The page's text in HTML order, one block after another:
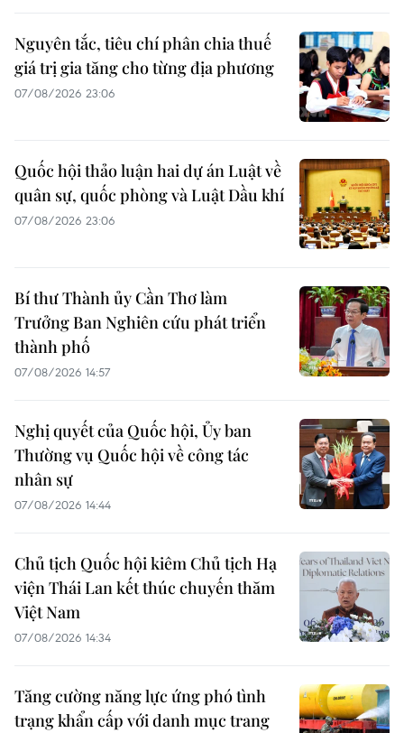
Nguyên tắc, tiêu chí phân chia thuế
giá trị gia tăng cho từng địa phương
07/08/2026 23:06
Quốc hội thảo luận hai dự án Luật về
quân sự, quốc phòng và Luật Dầu khí
07/08/2026 23:06
Bí thư Thành ủy Cần Thơ làm
Trưởng Ban Nghiên cứu phát triển
thành phố
07/08/2026 14:57
Nghị quyết của Quốc hội, Ủy ban
Thường vụ Quốc hội về công tác
nhân sự
07/08/2026 14:44
Chủ tịch Quốc hội kiêm Chủ tịch Hạ
viện Thái Lan kết thúc chuyến thăm
Việt Nam
07/08/2026 14:34
Tăng cường năng lực ứng phó tình
trạng khẩn cấp với danh mục trang